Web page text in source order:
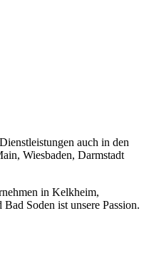
auch in den
Wiesbaden, Darmstadt
in Kelkheim,
Soden ist unsere Passion.